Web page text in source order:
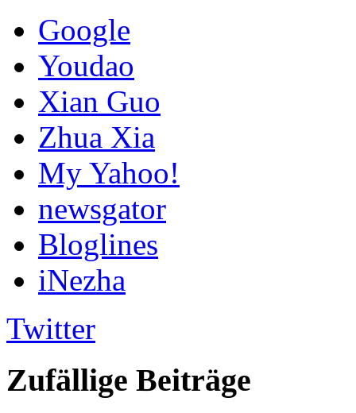
Google
Youdao
Xian Guo
Zhua Xia
My Yahoo!
newsgator
Bloglines
iNezha
Twitter
Zufällige Beiträge